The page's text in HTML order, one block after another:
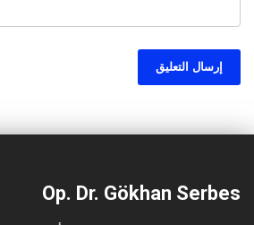
Op. Dr. Gökhan Serbes